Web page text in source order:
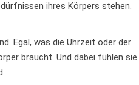
ihres Körpers stehen.
Egal, was die Uhrzeit oder der
braucht. Und dabei fühlen